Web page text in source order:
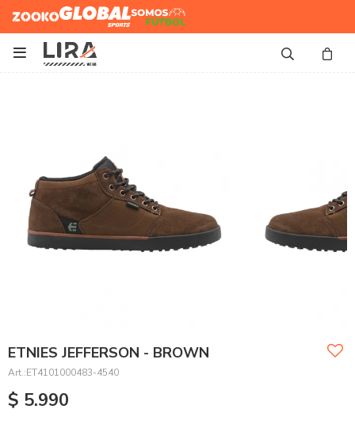
Zooko Global Sports
Somos
Futbol

ETNIES JEFFERSON - BROWN
ET4101000483-4540
$ 5.990